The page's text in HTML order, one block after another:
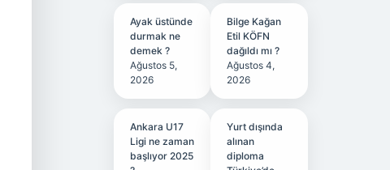
Ayak üstünde
durmak ne
demek ?
Ağustos 5,
2026
Bilge Kağan
Etil KÖFN
dağıldı mı ?
Ağustos 4,
2026
Ankara U17
Ligi ne zaman
başlıyor 2025
Yurt dışında
alınan
diploma